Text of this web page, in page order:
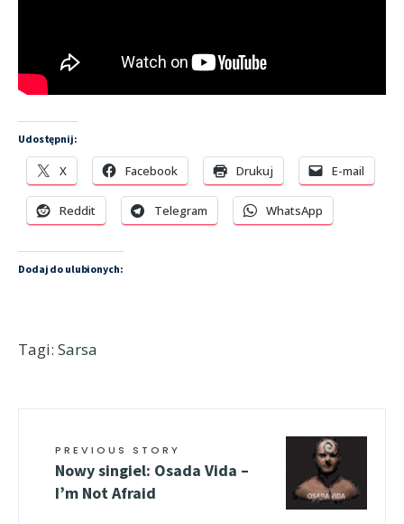
Udostępnij:
X Facebook Drukuj E-mail
Reddit Telegram WhatsApp
Dodaj do ulubionych:
Tagi: Sarsa
PREVIOUS STORY
Nowy singiel: Osada Vida –
I’m Not Afraid